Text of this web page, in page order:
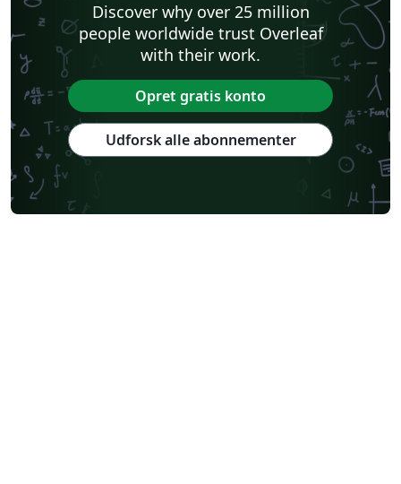
Discover why over 25 million
people worldwide trust Overleaf
with their work.
Opret gratis konto
Udforsk alle abonnementer